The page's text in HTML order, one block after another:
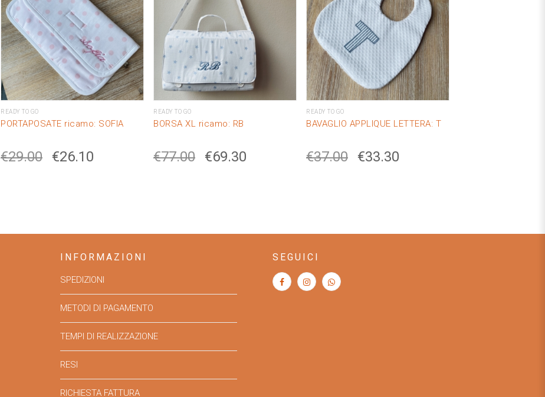
READY TO GO
PORTAPOSATE ricamo: SOFIA
€29.00 €26.10
READY TO GO
BORSA XL ricamo: RB
€77.00 €69.30
READY TO GO
BAVAGLIO APPLIQUE LETTERA: T
€37.00 €33.30
INFORMAZIONI
SPEDIZIONI
METODI DI PAGAMENTO
TEMPI DI REALIZZAZIONE
RESI
RICHIESTA FATTURA
SEGUICI